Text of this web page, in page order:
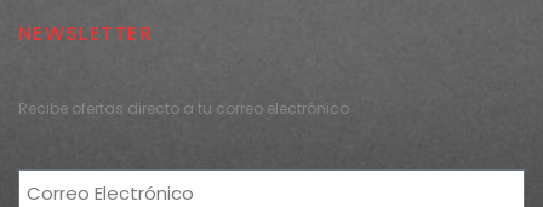
NEWSLETTER
Recibe ofertas directo a tu correo electrónico